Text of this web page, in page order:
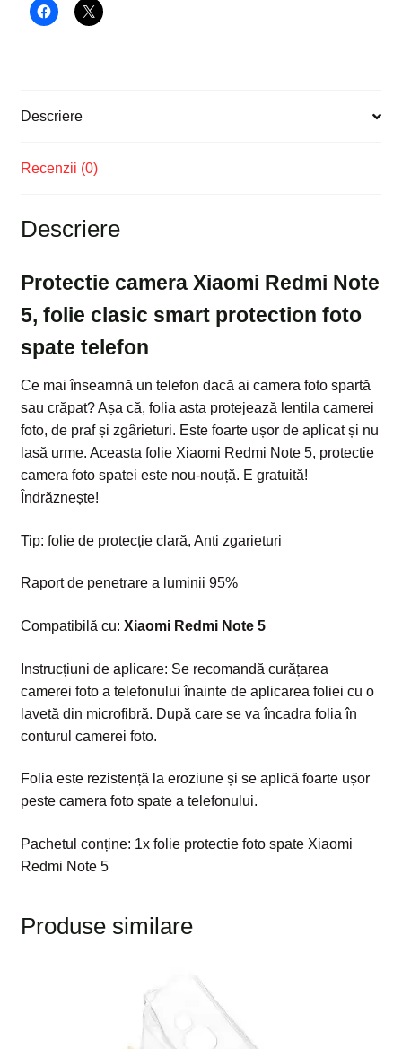
smart
Descriere
Recenzii (0)
Descriere
Protectie camera Xiaomi Redmi Note
5, folie clasic smart protection foto
spate telefon
Ce mai înseamnă un telefon dacă ai camera foto spartă
sau crăpat? Așa că, folia asta protejează lentila camerei
foto, de praf și zgârieturi. Este foarte ușor de aplicat și nu
lasă urme. Aceasta folie Xiaomi Redmi Note 5, protectie
camera foto spatei este nou-nouță. E gratuită!
Îndrăznește!
Tip: folie de protecție clară, Anti zgarieturi
Raport de penetrare a luminii 95%
Compatibilă cu: Xiaomi Redmi Note 5
Instrucțiuni de aplicare: Se recomandă curățarea
camerei foto a telefonului înainte de aplicarea foliei cu o
lavetă din microfibră. După care se va încadra folia în
conturul camerei foto.
Folia este rezistență la eroziune și se aplică foarte ușor
peste camera foto spate a telefonului.
Pachetul conține: 1x folie protectie foto spate Xiaomi
Redmi Note 5
Produse similare